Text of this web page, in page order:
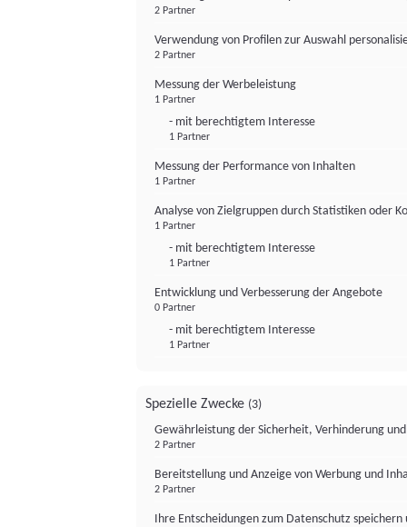
2 Partner
Verwendung von Profilen zur Auswahl
2 Partner
Messung der Werbeleistung
1 Partner
- mit berechtigtem Interesse
1 Partner
Messung der Performance von Inhalten
1 Partner
Analyse von Zielgruppen durch Statistiken oder
1 Partner
- mit berechtigtem Interesse
1 Partner
Entwicklung und Verbesserung der Angebote
0 Partner
- mit berechtigtem Interesse
1 Partner
Spezielle Zwecke (3)
Gewährleistung der Sicherheit, Verhinderung
2 Partner
Bereitstellung und Anzeige von Werbung und
2 Partner
Ihre Entscheidungen zum Datenschutz